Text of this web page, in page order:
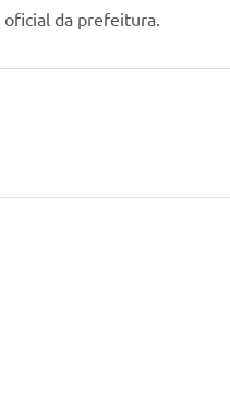
oficial da prefeitura.